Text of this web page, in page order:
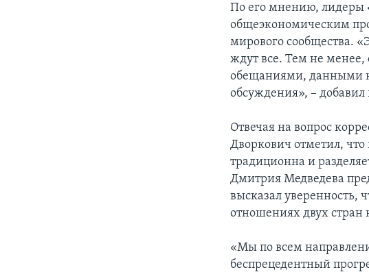
По его мнению, лидеры
общеэкономическим
мирового сообщества.
ждут все. Тем не менее,
обещаниями, данными
обсуждения», –
Отвечая на вопрос
Дворкович отметил, что
традиционна и
Дмитрия Медведева
высказал уверенность,
отношениях двух стран
«Мы по всем
беспрецедентный